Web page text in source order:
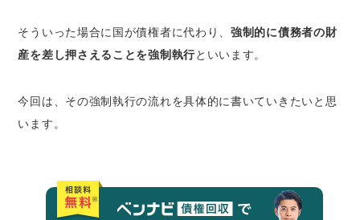
相手側の財産の調査
仮差押や財産の処分の禁止
そういった場合に国が債権者に代わり、強制的に債務者の財
産を差し押さえることを強制執行といいます。
今回は、その強制執行の流れを具体的に書いていきたいと思
います。